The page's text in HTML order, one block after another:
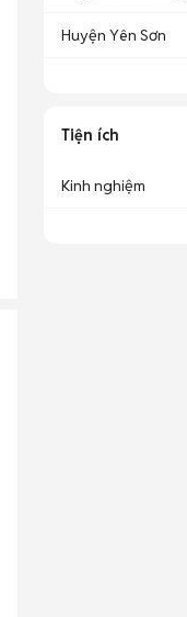
Huyện Yên Sơn
Tiện ích
Kinh nghiệm